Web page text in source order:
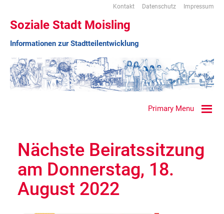
Kontakt Datenschutz Impressum
Soziale Stadt Moisling
Informationen zur Stadtteilentwicklung
Primary Menu
Nächste Beiratssitzung
am Donnerstag, 18.
August 2022